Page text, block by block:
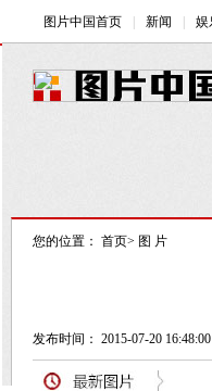
您的位置： 首页> 图 片
发布时间： 2015-07-20 16:48:00